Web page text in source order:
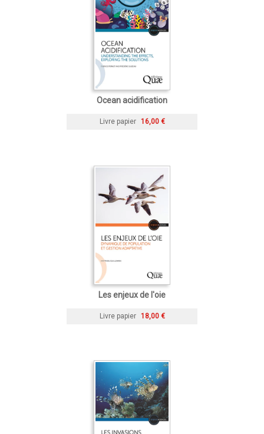
Ocean acidification
Livre papier 16,00 €
Les enjeux de l'oie
Livre papier 18,00 €